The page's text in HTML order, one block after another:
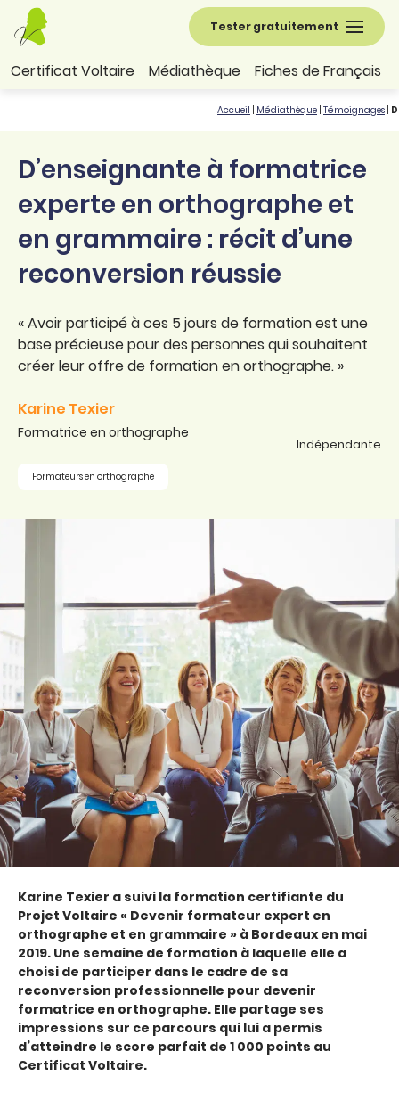
Tester gratuitement
Certificat Voltaire Médiathèque Fiches de Français
Accueil Médiathèque Témoignages
D’enseignante à formatrice
experte en orthographe et
en grammaire : récit d’une
reconversion réussie
« Avoir participé à ces 5 jours de formation est une
base précieuse pour des personnes qui souhaitent
créer leur offre de formation en orthographe. »
Karine Texier
Formatrice en orthographe
Formateurs en orthographe
Indépendante
Karine Texier a suivi la formation certifiante du
Projet Voltaire « Devenir formateur expert en
orthographe et en grammaire » à Bordeaux en mai
2019. Une semaine de formation à laquelle elle a
choisi de participer dans le cadre de sa
reconversion professionnelle pour devenir
formatrice en orthographe. Elle partage ses
impressions sur ce parcours qui lui a permis
d’atteindre le score parfait de 1 000 points au
Certificat Voltaire.